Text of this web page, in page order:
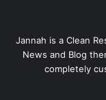
Jannah is a Clean
News and Blog
completely